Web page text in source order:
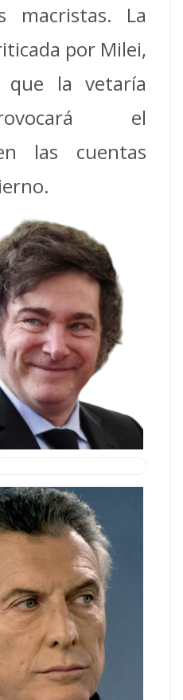
macristas. La
por Milei,
que la vetaría
el
las cuentas